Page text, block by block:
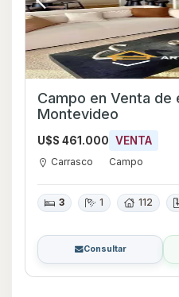
Campo en Venta de en Carrasco,
Montevideo
U$S 461.000 VENTA
Carrasco Campo
3 1 112
Consultar